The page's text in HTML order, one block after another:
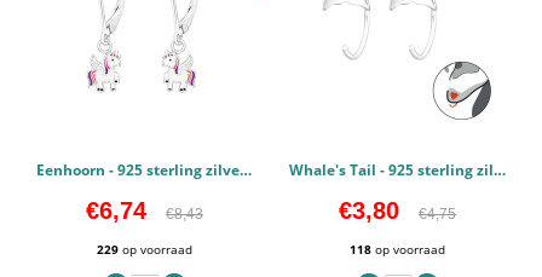
Eenhoorn - 925 sterling zilver Kinderoorbellen PCJW44070
€6,74 €8,43
229 op voorraad
Whale's Tail - 925 sterling zilver Kinderoorbellen PCJW43472
€3,80 €4,75
118 op voorraad